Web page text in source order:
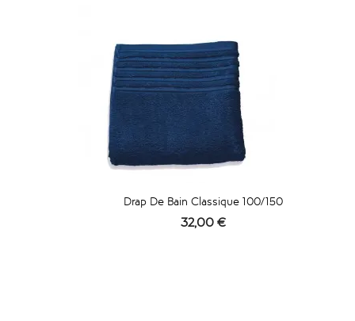
Drap De Bain Classique 100/150
Prix
32,00 €